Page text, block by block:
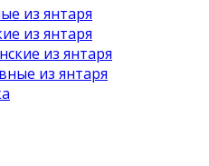
из янтаря
из янтаря
из янтаря
из янтаря